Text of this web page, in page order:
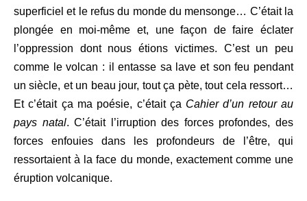
superficiel et le refus du monde du mensonge… C’était la
plongée en moi-même et, une façon de faire éclater
l’oppression dont nous étions victimes. C’est un peu
comme le volcan : il entasse sa lave et son feu pendant
un siècle, et un beau jour, tout ça pète, tout cela ressort…
Et c’était ça ma poésie, c’était ça Cahier d’un retour au
pays natal. C’était l’irruption des forces profondes, des
forces enfouies dans les profondeurs de l’être, qui
ressortaient à la face du monde, exactement comme une
éruption volcanique.